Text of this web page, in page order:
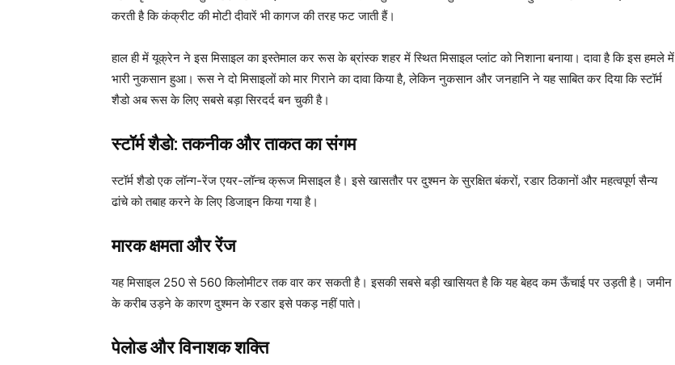
करती है कि कंक्रीट की मोटी दीवारें भी कागज की तरह फट जाती हैं।
हाल ही में यूक्रेन ने इस मिसाइल का इस्तेमाल कर रूस के ब्रांस्क शहर में स्थित मिसाइल प्लांट को निशाना बनाया। दावा है कि इस हमले में
भारी नुकसान हुआ। रूस ने दो मिसाइलों को मार गिराने का दावा किया है, लेकिन नुकसान और जनहानि ने यह साबित कर दिया कि स्टॉर्म
शैडो अब रूस के लिए सबसे बड़ा सिरदर्द बन चुकी है।
स्टॉर्म शैडो: तकनीक और ताकत का संगम
स्टॉर्म शैडो एक लॉन्ग-रेंज एयर-लॉन्च क्रूज मिसाइल है। इसे खासतौर पर दुश्मन के सुरक्षित बंकरों, रडार ठिकानों और महत्वपूर्ण सैन्य
ढांचे को तबाह करने के लिए डिजाइन किया गया है।
मारक क्षमता और रेंज
यह मिसाइल 250 से 560 किलोमीटर तक वार कर सकती है। इसकी सबसे बड़ी खासियत है कि यह बेहद कम ऊँचाई पर उड़ती है। जमीन
के करीब उड़ने के कारण दुश्मन के रडार इसे पकड़ नहीं पाते।
पेलोड और विनाशक शक्ति